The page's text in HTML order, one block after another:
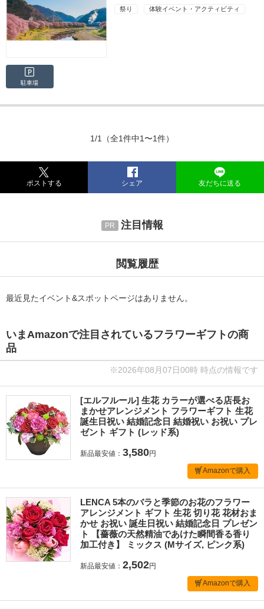
祭り 体験イベント・アクティビティ
駐車場
1/1 （全1件中1〜1件）
ポストする シェア 友だちに送る
注目情報
閲覧履歴
最近見たイベント&スポットページはありません。
いまAmazonで注目されているフラワーギフトの商
品
※2026年08月07日00時 時点の情報です
[エルフルール] 生花 カラーが選べる店長お
まかせアレンジメント フラワーギフト 生花
誕生日祝い 結婚記念日 結婚祝い お祝い プレ
ゼント ギフト (レッド系)
新品最安値： 3,580円
Amazonで購入
LENCA 5本のバラと季節のお花のフラワー
アレンジメント ギフト 生花 切り花 花材おま
かせ お祝い 誕生日祝い 結婚記念日 プレゼン
ト 【薔薇の天然精油であけた瞬間香る香り
加工付き】 ミックス (Mサイズ, ピンク系)
新品最安値： 2,502円
Amazonで購入